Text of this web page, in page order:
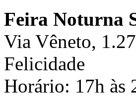
Feira Noturna
Via Vêneto,
Felicidade
Horário: 17h às